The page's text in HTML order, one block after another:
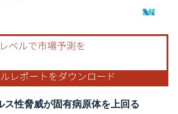
。再利用にはCC BY 4.0の表示が必要です。
ス性脅威が固有病原体を上回る